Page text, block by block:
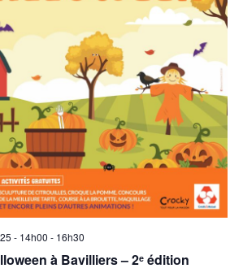
à Bavilliers – 2ᵉ édition
- 14h00 - 16h30